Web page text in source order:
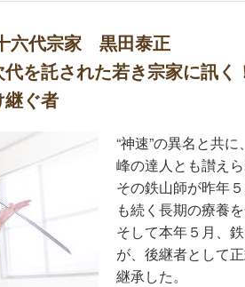
六代宗家 黒田泰正
を託された若き宗家に訊く
継ぐ者
“神速”の異名と共
峰の達人とも讃えら
その鉄山師が昨年
も続く長期の療養
そして本年５月、
が、後継者として
継承した。